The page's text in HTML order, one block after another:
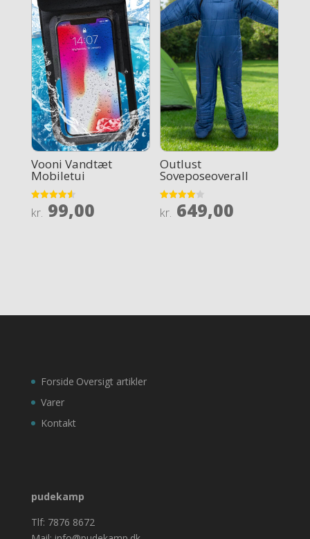
Vooni Vandtæt
Mobiletui
Rated
4.6
kr. 99,00
Outlust
Soveposeoverall
Rated
4
kr. 649,00
Forside
Varer
Kontakt
Oversigt artikler
pudekamp
Tlf: 7876 8672